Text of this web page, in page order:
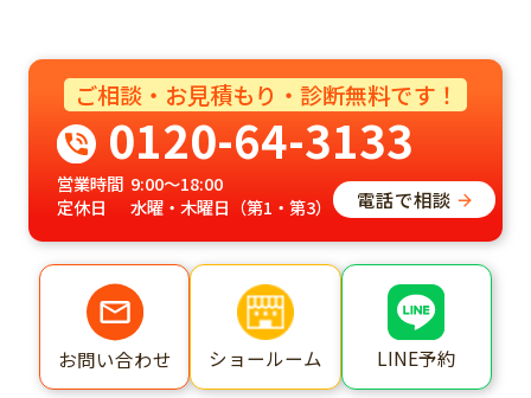
ご相談・お見積もり・診断無料です！
0120-64-3133
営業時間 9:00～18:00
定休日
水曜・木曜日（第1・第3） 電話で相談
お問い合わせ ショールーム LINE予約